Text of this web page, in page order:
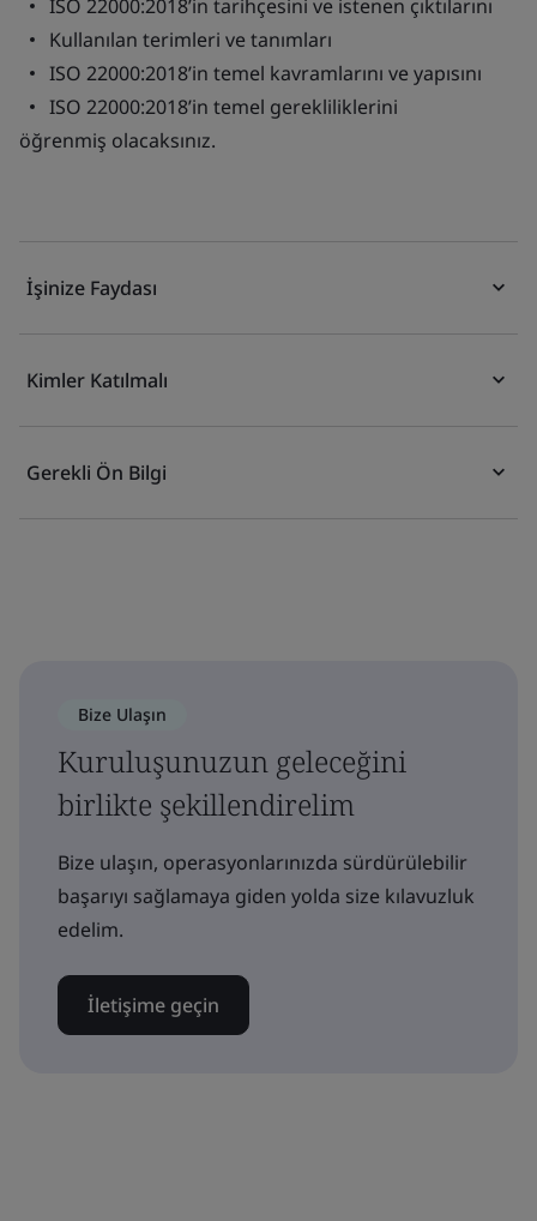
ISO 22000:2018’in tarihçesini ve istenen çıktılarını
Kullanılan terimleri ve tanımları
ISO 22000:2018’in temel kavramlarını ve yapısını
ISO 22000:2018’in temel gerekliliklerini
öğrenmiş olacaksınız.
İşinize Faydası
Kimler Katılmalı
Gerekli Ön Bilgi
Bize Ulaşın
Kuruluşunuzun geleceğini
birlikte şekillendirelim
Bize ulaşın, operasyonlarınızda sürdürülebilir
başarıyı sağlamaya giden yolda size kılavuzluk
edelim.
İletişime geçin